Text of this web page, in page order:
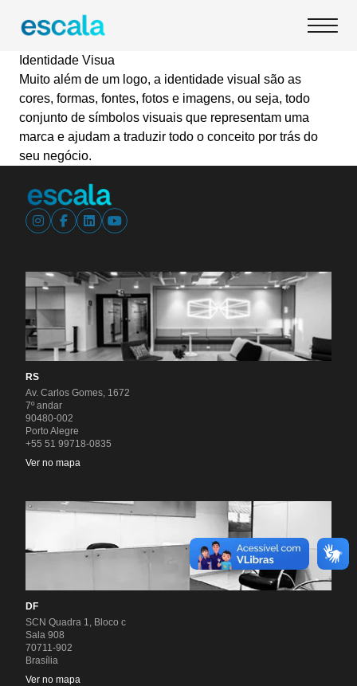
Identidade Visua
Muito além de um logo, a identidade visual são as
cores, formas, fontes, fotos e imagens, ou seja, todo
conjunto de símbolos visuais que representam uma
marca e ajudam a traduzir todo o conceito por trás do
seu negócio.
RS
Av. Carlos Gomes, 1672
7º andar
90480-002
Porto Alegre
+55 51 99718-0835
Ver no mapa
DF
SCN Quadra 1, Bloco c
Sala 908
70711-902
Brasília
Ver no mapa